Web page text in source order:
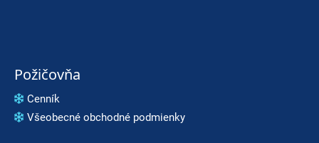
Požičovňa
Cenník
Všeobecné obchodné podmienky